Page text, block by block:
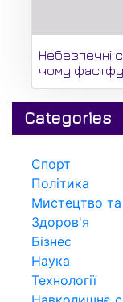
Небезпечні
чому
Categories
Спорт
Політика
Мистецтво та
Здоров'я
Бізнес
Наука
Технології